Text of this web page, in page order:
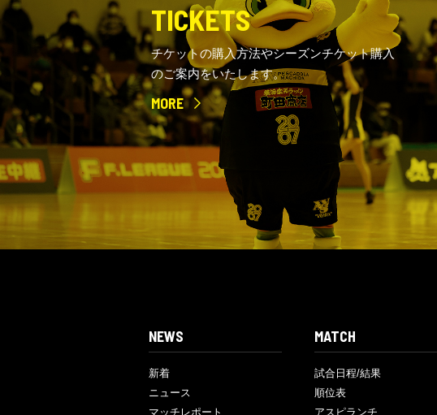
TICKETS
チケットの購入方法やシーズンチケット購入
のご案内をいたします。
MORE
NEWS
新着
ニュース
マッチレポート
MATCH
試合日程/結果
順位表
アスピランチ